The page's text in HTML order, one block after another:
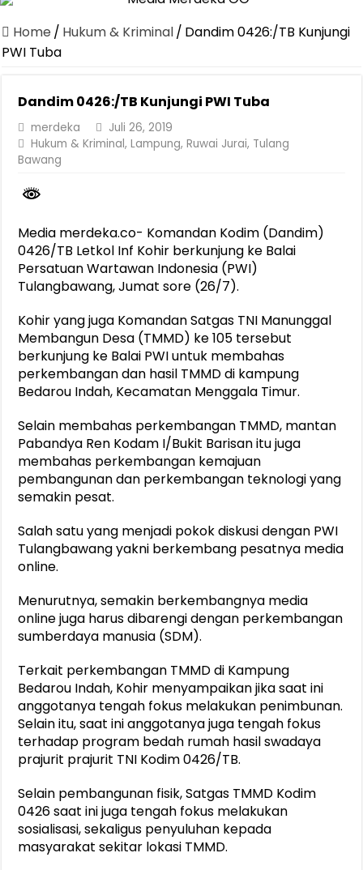
Canangkan Desa TAPIS dan Luncurkan Sekolah Lansia di
Pemprov Lampung Berhasil Kendalikan Inflasi, Jadi Provinsi
Dirut Jasa Raharja Dampingi Wamenhub Tinjau Penanganan
Pastikan Pelayanan Maksimal, Direksi Jasa Raharja Tinjau Korban
Dirut Jasa Raharja Dampingi Wamenhub Tinjau Penanganan
Jasa Raharja Jamin Seluruh Korban Kebakaran KM Mutiara
Purnama Wulan Sari Mirza Buka SiSeSa Roadshow Lampung
Home / Hukum & Kriminal/ Dandim 0426:/TB Kunjungi
PWI Tuba
Dandim 0426:/TB Kunjungi PWI Tuba
merdeka
Juli 26, 2019
Hukum & Kriminal,Lampung,Ruwai Jurai, Tulang
Bawang
Media merdeka.co- Komandan Kodim (Dandim)
0426/TB Letkol Inf Kohir berkunjung ke Balai
Persatuan Wartawan Indonesia (PWI)
Tulangbawang, Jumat sore (26/7).
Kohir yang juga Komandan Satgas TNI Manunggal
Membangun Desa (TMMD) ke 105 tersebut
berkunjung ke Balai PWI untuk membahas
perkembangan dan hasil TMMD di kampung
Bedarou Indah, Kecamatan Menggala Timur.
Selain membahas perkembangan TMMD, mantan
Pabandya Ren Kodam I/Bukit Barisan itu juga
membahas perkembangan kemajuan
pembangunan dan perkembangan teknologi yang
semakin pesat.
Salah satu yang menjadi pokok diskusi dengan PWI
Tulangbawang yakni berkembang pesatnya media
online.
Menurutnya, semakin berkembangnya media
online juga harus dibarengi dengan perkembangan
sumberdaya manusia (SDM).
Terkait perkembangan TMMD di Kampung
Bedarou Indah, Kohir menyampaikan jika saat ini
anggotanya tengah fokus melakukan penimbunan.
Selain itu, saat ini anggotanya juga tengah fokus
terhadap program bedah rumah hasil swadaya
prajurit prajurit TNI Kodim 0426/TB.
Selain pembangunan fisik, Satgas TMMD Kodim
0426 saat ini juga tengah fokus melakukan
sosialisasi, sekaligus penyuluhan kepada
masyarakat sekitar lokasi TMMD.